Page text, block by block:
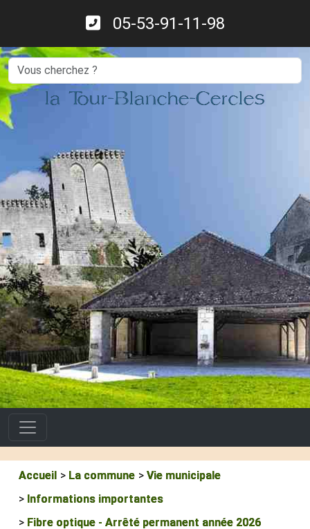
05-53-91-11-98
Search
la Tour-Blanche-Cercles
Accueil La commune
Vie municipale
Informations importantes
Fibre optique - Arrêté permanent année 2026